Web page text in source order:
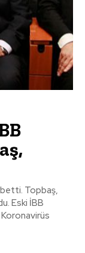
Topbaş,